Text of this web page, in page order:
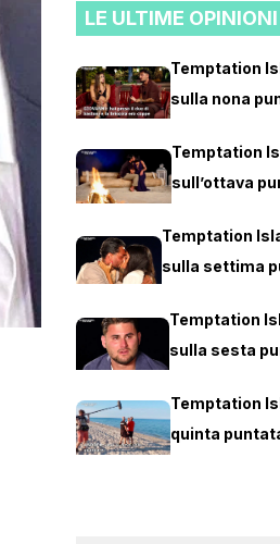
LE ULTIME
Temptation
sulla nona
Temptation
sull’ottava
Temptation
sulla settima
Temptation
sulla sesta
Temptation
quinta